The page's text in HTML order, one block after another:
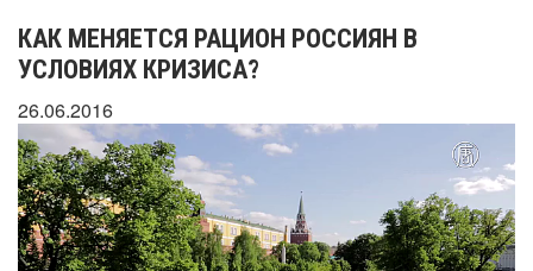
КАК МЕНЯЕТСЯ РАЦИОН РОССИЯН В
УСЛОВИЯХ КРИЗИСА?
26.06.2016